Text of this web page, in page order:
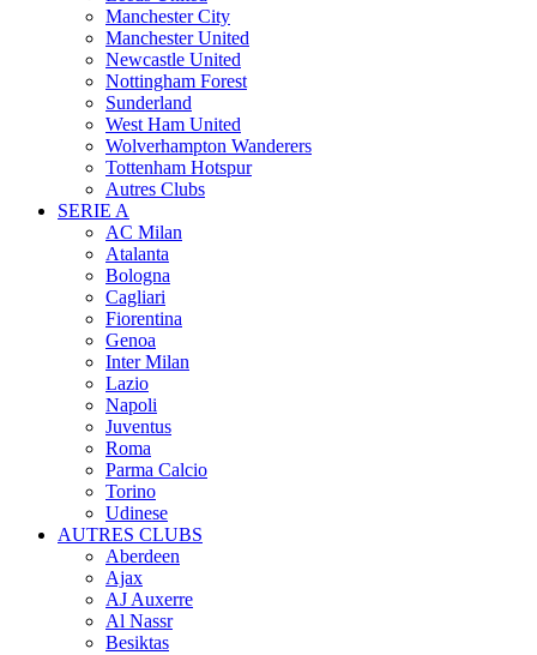
Manchester City
Manchester United
Newcastle United
Nottingham Forest
Sunderland
West Ham United
Wolverhampton Wanderers
Tottenham Hotspur
Autres Clubs
SERIE A
AC Milan
Atalanta
Bologna
Cagliari
Fiorentina
Genoa
Inter Milan
Lazio
Napoli
Juventus
Roma
Parma Calcio
Torino
Udinese
AUTRES CLUBS
Aberdeen
Ajax
AJ Auxerre
Al Nassr
Besiktas